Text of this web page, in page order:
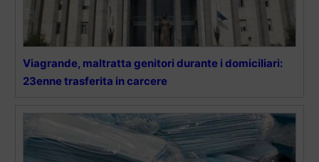
Viagrande, maltratta genitori durante i domiciliari:
23enne trasferita in carcere